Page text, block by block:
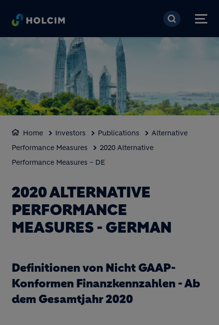
Skip to main content
Home Investors Publications
Alternative
Performance Measures
2020 Alternative
Performance Measures – DE
2020 ALTERNATIVE
PERFORMANCE
MEASURES - GERMAN
Definitionen von Nicht GAAP-
Konformen Finanzkennzahlen - Ab
dem Gesamtjahr 2020